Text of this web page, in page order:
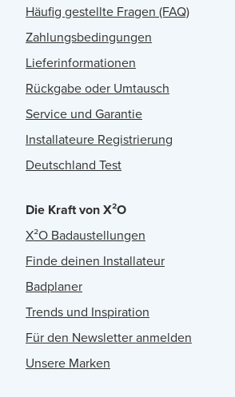
Häufig gestellte Fragen (FAQ)
Zahlungsbedingungen
Lieferinformationen
Rückgabe oder Umtausch
Service und Garantie
Installateure Registrierung
Deutschland Test
Die Kraft von X²O
X²O Badaustellungen
Finde deinen Installateur
Badplaner
Trends und Inspiration
Für den Newsletter anmelden
Unsere Marken